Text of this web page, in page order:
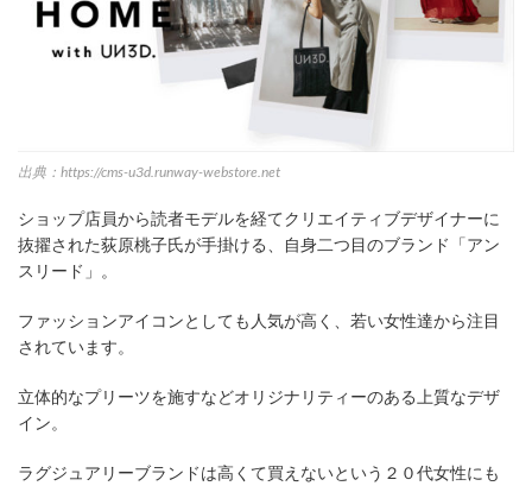
出典：https://cms-u3d.runway-webstore.net
ショップ店員から読者モデルを経てクリエイティブデザイナーに
抜擢された荻原桃子氏が手掛ける、自身二つ目のブランド「アン
スリード」。
ファッションアイコンとしても人気が高く、若い女性達から注目
されています。
立体的なプリーツを施すなどオリジナリティーのある上質なデザ
イン。
ラグジュアリーブランドは高くて買えないという２０代女性にも